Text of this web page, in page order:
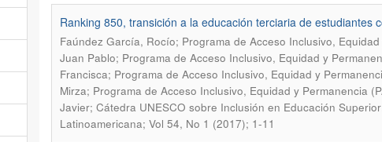
Ranking 850, transición a la educación terciaria de
Faúndez García, Rocío; Programa de Acceso Inclusivo,
Juan Pablo; Programa de Acceso Inclusivo, Equidad y
Francisca; Programa de Acceso Inclusivo, Equidad y
Mirza; Programa de Acceso Inclusivo, Equidad y Permanencia
Javier; Cátedra UNESCO sobre Inclusión en Educación Superior
Latinoamericana; Vol 54, No 1 (2017); 1-11